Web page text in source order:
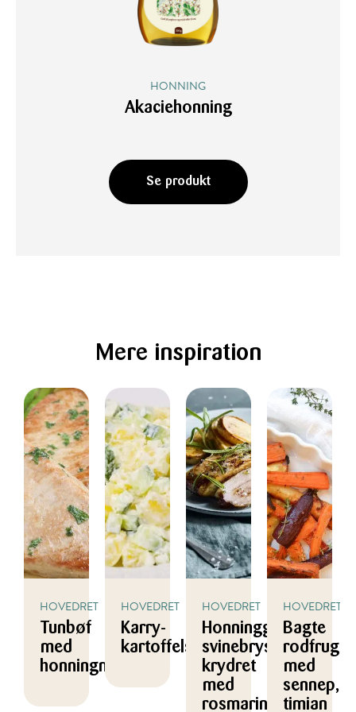
HONNING
Akaciehonning
Se produkt
Mere inspiration
HOVEDRET
Tunbøf
med
honningmarinade
HOVEDRET
Karry-
kartoffelsalat
HOVEDRET
Honningglaseret
svinebryst
krydret
med
rosmarin
HOVEDRET
Bagte
med
sennep,
timian